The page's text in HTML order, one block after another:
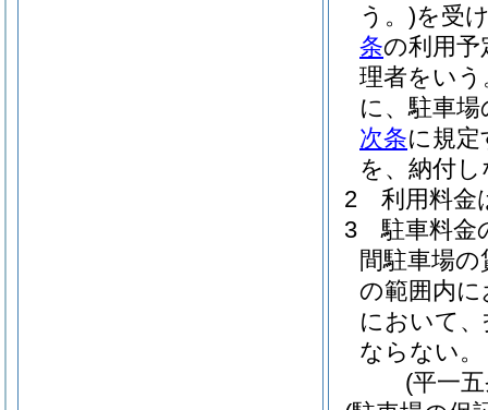
う。)を受
条の利用予
理者をい
に、駐車
次条に規
を、納付
2
利用料金
3
駐車料金
間駐車場
の範囲内
において
ならない。
(平一